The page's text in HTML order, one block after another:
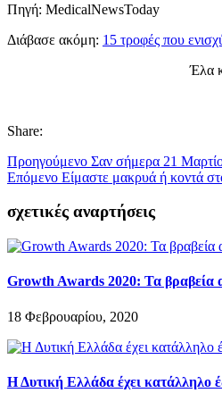
Πηγή: MedicalNewsToday
Διάβασε ακόμη: 15 τροφές που
Έλα
Share:
Προηγούμενο Σαν σήμερα 21
Επόμενο Είμαστε μακρυά ή κοντά
σχετικές αναρτήσεις
Growth Awards 2020: Τα βραβεία
18 Φεβρουαρίου, 2020
Η Δυτική Ελλάδα έχει κατάλληλο